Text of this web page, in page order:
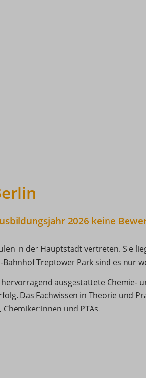
2026 keine
in der Hauptstadt vertreten. Sie
Treptower Park sind es nur
ausgestattete Chemie-
Das Fachwissen in Theorie und
und PTAs.